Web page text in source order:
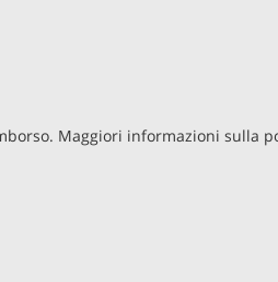
Maggiori informazioni sulla